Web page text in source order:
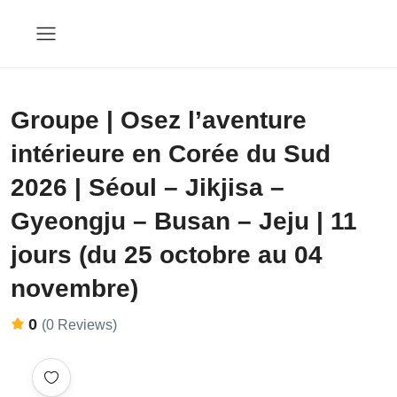
Groupe | Osez l’aventure
intérieure en Corée du Sud
2026 | Séoul – Jikjisa –
Gyeongju – Busan – Jeju | 11
jours (du 25 octobre au 04
novembre)
0 (0 Reviews)